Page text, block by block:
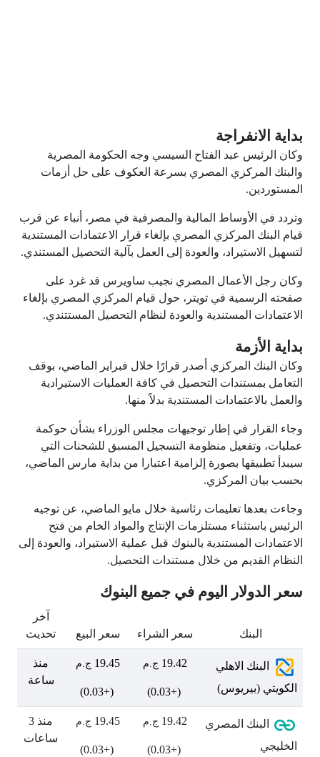
بداية الانفراجة
وكان الرئيس عبد الفتاح السيسي وجه الحكومة المصرية
والبنك المركزي المصري بسرعة العكوف على حل أزمات
المستوردين.
وتردد في الأوساط المالية والمصرفية في مصر، أنباء عن قرب
قيام البنك المركزي المصري بإلغاء قرار الاعتمادات المستندية
لتسهيل الاستيراد، والعودة إلى العمل بآلية التحصيل المستندي.
وكان رجل الأعمال المصري نجيب ساويرس قد غرد على
صفحته الرسمية في تويتر، حول قيام المركزي المصري بإلغاء
الاعتمادات المستندية والعودة لنظام التحصيل المستتندي.
بداية الأزمة
وكان البنك المركزي أصدر قرارًا خلال فبراير الماضي، بوقف
التعامل بمستندات التحصيل في كافة العمليات الاستيرادية
والعمل بالاعتمادات المستندية بدلاً منها.
وجاء القرار في إطار توجيهات مجلس الوزراء بشأن حوكمة
عمليات، وتفعيل منظومة التسجيل المسبق للشحنات التي
سيبدأ تطبيقها بصورة إلزامية اعتبارا من بداية مارس الماضي،
بحسب بيان المركزي.
وجاءت بعدها تعليمات رئاسية خلال مايو الماضي، عن توجيه
الرئيس باستثناء مستلزمات الإنتاج والمواد الخام من فتح
الاعتمادات المستندية بالبنوك قبل عملية الاستيراد، والعودة إلى
النظام القديم من خلال مستندات التحصيل.
سعر الدولار اليوم في جميع البنوك
البنك سعر الشراء سعر البيع
آخر
تحديث
البنك الاهلي
الكويتي (بيريوس)
19.42 ج.م
(+0.03)
19.45 ج.م
(+0.03)
منذ
ساعة
البنك المصري
الخليجي
19.42 ج.م
(+0.03)
19.45 ج.م
(+0.03)
منذ 3
ساعات